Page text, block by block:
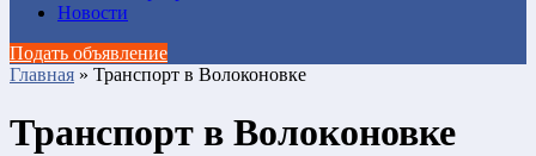
Новости
Подать объявление
Главная » Транспорт в Волоконовке
Транспорт в Волоконовке